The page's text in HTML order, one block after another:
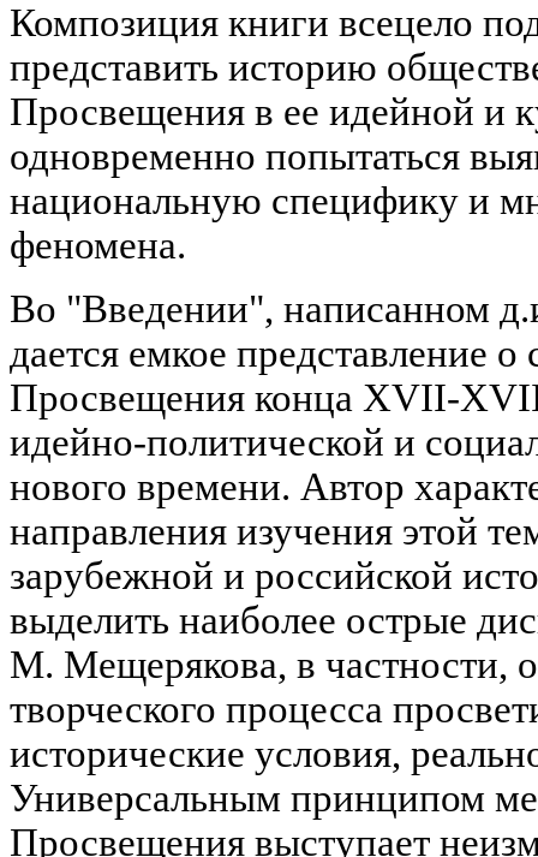
Композиция книги всецело
представить историю
Просвещения в ее идейной и
одновременно попытаться
национальную специфику и
феномена.
Во "Введении", написанном
дается емкое представление
Просвещения конца XVII-
идейно-политической и
нового времени. Автор
направления изучения этой
зарубежной и российской
выделить наиболее острые
М. Мещерякова, в частности,
творческого процесса
исторические условия,
Универсальным принципом
Просвещения выступает